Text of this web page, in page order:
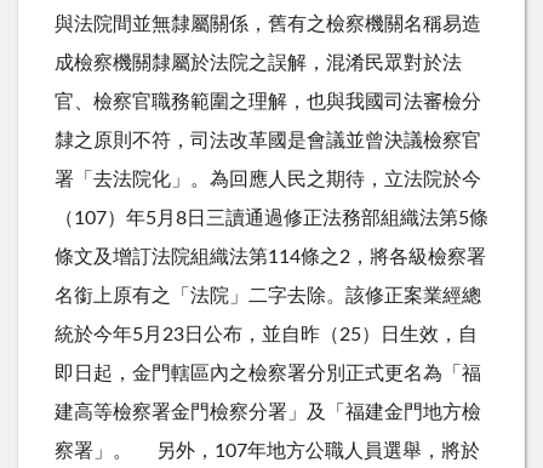
與法院間並無隸屬關係，舊有之檢察機關名稱易造
成檢察機關隸屬於法院之誤解，混淆民眾對於法
官、檢察官職務範圍之理解，也與我國司法審檢分
隸之原則不符，司法改革國是會議並曾決議檢察官
署「去法院化」。為回應人民之期待，立法院於今
（107）年5月8日三讀通過修正法務部組織法第5條
條文及增訂法院組織法第114條之2，將各級檢察署
名銜上原有之「法院」二字去除。該修正案業經總
統於今年5月23日公布，並自昨（25）日生效，自
即日起，金門轄區內之檢察署分別正式更名為「福
建高等檢察署金門檢察分署」及「福建金門地方檢
察署」。 另外，107年地方公職人員選舉，將於